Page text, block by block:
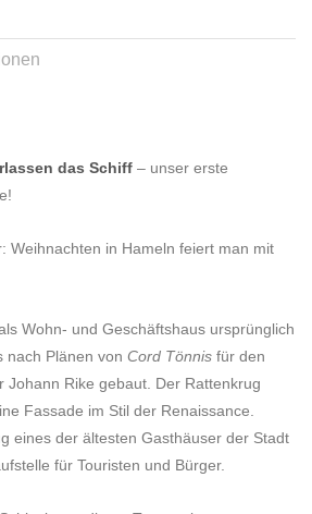
das Schiff – unser erste
Weihnachten in Hameln feiert man mit
Wohn- und Geschäftshaus ursprünglich
nach Plänen von Cord Tönnis für den
Johann Rike gebaut. Der Rattenkrug
Fassade im Stil der Renaissance.
eines der ältesten Gasthäuser der Stadt
für Touristen und Bürger.